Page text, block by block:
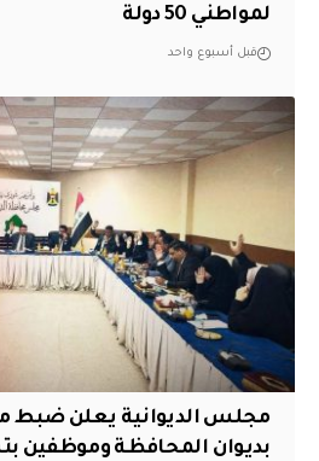
لمواطني 50 دولة
قبل أسبوع واحد
مجلس الديوانية يعلن ضبط
بديوان المحافظة وموظفين